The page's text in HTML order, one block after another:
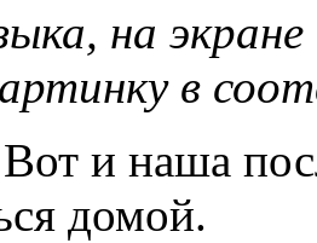
на
в
и наша
домой.